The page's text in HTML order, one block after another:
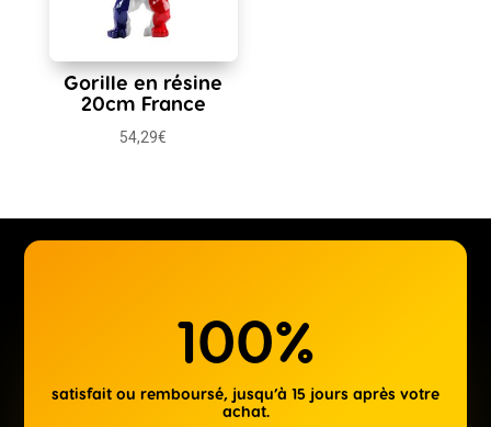
Gorille en résine
20cm France
54,29€
100%
satisfait ou remboursé, jusqu’à 15 jours après votre
achat.